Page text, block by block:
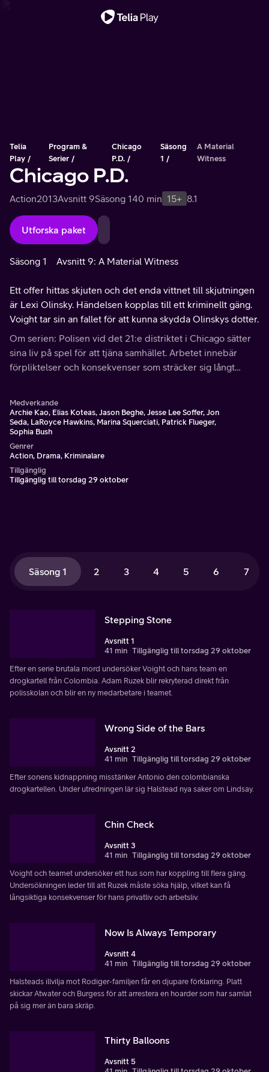
Telia
Play
Program &
Serier
Chicago
P.D.
Säsong
1
A Material
Witness
Chicago P.D.
Action2013Avsnitt 9Säsong 140 min 15+ 8.1
Utforska paket
Säsong 1 Avsnitt 9: A Material Witness
Ett offer hittas skjuten och det enda vittnet till skjutningen
är Lexi Olinsky. Händelsen kopplas till ett kriminellt gäng.
Voight tar sin an fallet för att kunna skydda Olinskys dotter.
Om serien: Polisen vid det 21:e distriktet i Chicago sätter
sina liv på spel för att tjäna samhället. Arbetet innebär
förpliktelser och konsekvenser som sträcker sig långt
Medverkande
Archie Kao, Elias Koteas, Jason Beghe, Jesse Lee Soffer, Jon
Seda, LaRoyce Hawkins, Marina Squerciati, Patrick Flueger,
Sophia Bush
Genrer
Action, Drama, Kriminalare
Tillgänglig
Tillgänglig till torsdag 29 oktober
Säsong 1 2 3 4 5 6 7
Stepping Stone
Avsnitt 1
41 min Tillgänglig till torsdag 29 oktober
Efter en serie brutala mord undersöker Voight och hans team en
drogkartell från Colombia. Adam Ruzek blir rekryterad direkt från
polisskolan och blir en ny medarbetare i teamet.
Wrong Side of the Bars
Avsnitt 2
41 min Tillgänglig till torsdag 29 oktober
Efter sonens kidnappning misstänker Antonio den colombianska
drogkartellen. Under utredningen lär sig Halstead nya saker om Lindsay.
Chin Check
Avsnitt 3
41 min Tillgänglig till torsdag 29 oktober
Voight och teamet undersöker ett hus som har koppling till flera gäng.
Undersökningen leder till att Ruzek måste söka hjälp, vilket kan få
långsiktiga konsekvenser för hans privatliv och arbetsliv.
Now Is Always Temporary
Avsnitt 4
41 min Tillgänglig till torsdag 29 oktober
Halsteads illvilja mot Rodiger-familjen får en djupare förklaring. Platt
skickar Atwater och Burgess för att arrestera en hoarder som har samlat
på sig mer än bara skräp.
Thirty Balloons
Avsnitt 5